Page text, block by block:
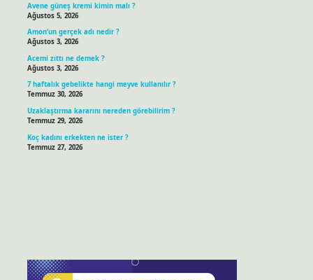
Avene güneş kremi kimin malı ?
Ağustos 5, 2026
Amon’un gerçek adı nedir ?
Ağustos 3, 2026
Acemi zıttı ne demek ?
Ağustos 3, 2026
7 haftalık gebelikte hangi meyve kullanılır ?
Temmuz 30, 2026
Uzaklaştırma kararını nereden görebilirim ?
Temmuz 29, 2026
Koç kadını erkekten ne ister ?
Temmuz 27, 2026